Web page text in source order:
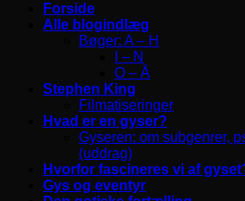
Forside
Alle blogindlæg
Bøger: A – H
I – N
O – Å
Stephen King
Filmatiseringer
Hvad er en gyser?
Gyseren: om subgenrer,
(uddrag)
Hvorfor fascineres vi af
Gys og eventyr